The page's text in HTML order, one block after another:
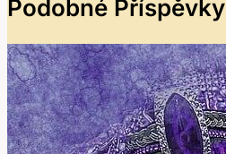
Podobné Příspěvky